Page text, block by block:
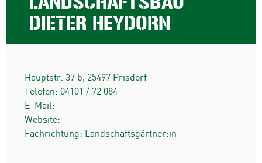
DIETER HEYDORN
Hauptstr. 37 b, 25497 Prisdorf
Telefon: 04101 / 72 084
E-Mail:
Website:
Fachrichtung: Landschaftsgärtner:in